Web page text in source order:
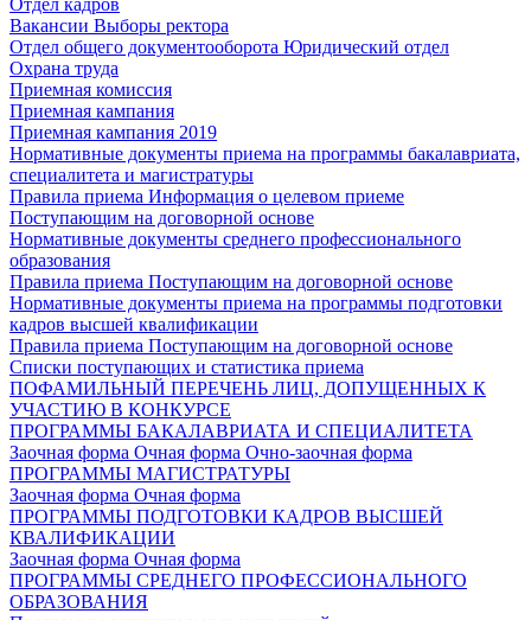
Вакансии Выборы ректора
Отдел общего документооборота Юридический отдел
Охрана труда
Приемная комиссия
Приемная кампания
Приемная кампания 2019
Нормативные документы приема на программы бакалавриата,
специалитета и магистратуры
Правила приема Информация о целевом приеме
Поступающим на договорной основе
Нормативные документы среднего профессионального
образования
Правила приема Поступающим на договорной основе
Нормативные документы приема на программы подготовки
кадров высшей квалификации
Правила приема Поступающим на договорной основе
Списки поступающих и статистика приема
ПОФАМИЛЬНЫЙ ПЕРЕЧЕНЬ ЛИЦ, ДОПУЩЕННЫХ К
УЧАСТИЮ В КОНКУРСЕ
ПРОГРАММЫ БАКАЛАВРИАТА И СПЕЦИАЛИТЕТА
Заочная форма Очная форма Очно-заочная форма
ПРОГРАММЫ МАГИСТРАТУРЫ
Заочная форма Очная форма
ПРОГРАММЫ ПОДГОТОВКИ КАДРОВ ВЫСШЕЙ
КВАЛИФИКАЦИИ
Заочная форма Очная форма
ПРОГРАММЫ СРЕДНЕГО ПРОФЕССИОНАЛЬНОГО
ОБРАЗОВАНИЯ